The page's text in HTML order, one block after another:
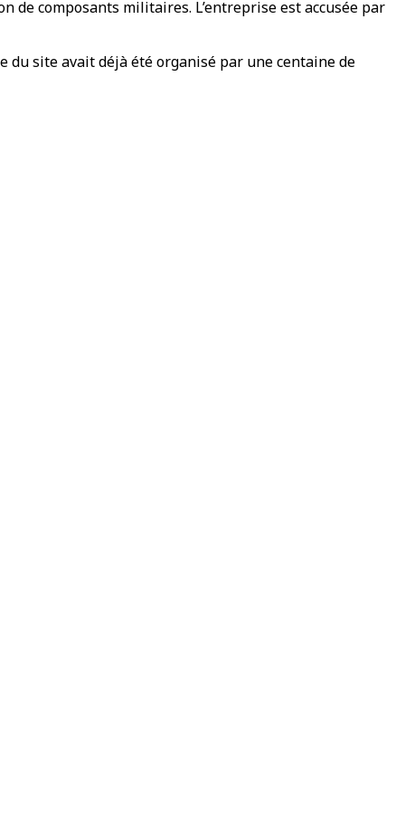
de composants militaires. L’entreprise est accusée par
du site avait déjà été organisé par une centaine de